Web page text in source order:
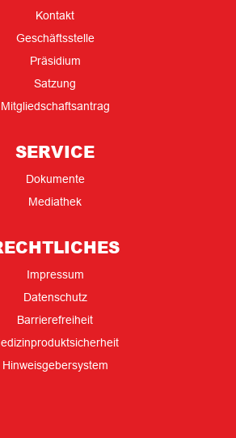
Kontakt
Geschäftsstelle
Präsidium
Satzung
Mitgliedschaftsantrag
SERVICE
Dokumente
Mediathek
Impressum
Datenschutz
Barrierefreiheit
Hinweisgebersystem